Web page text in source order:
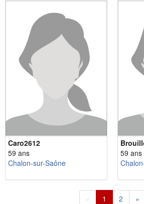
Caro2612
59 ans
Chalon-sur-Saône
59 ans
« 1 2 »